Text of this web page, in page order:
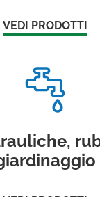
VEDI PRODOTTI